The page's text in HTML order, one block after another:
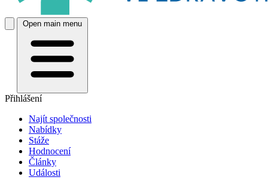
Open main menu
Přihlášení
Najít společnosti
Nabídky
Stáže
Hodnocení
Články
Události